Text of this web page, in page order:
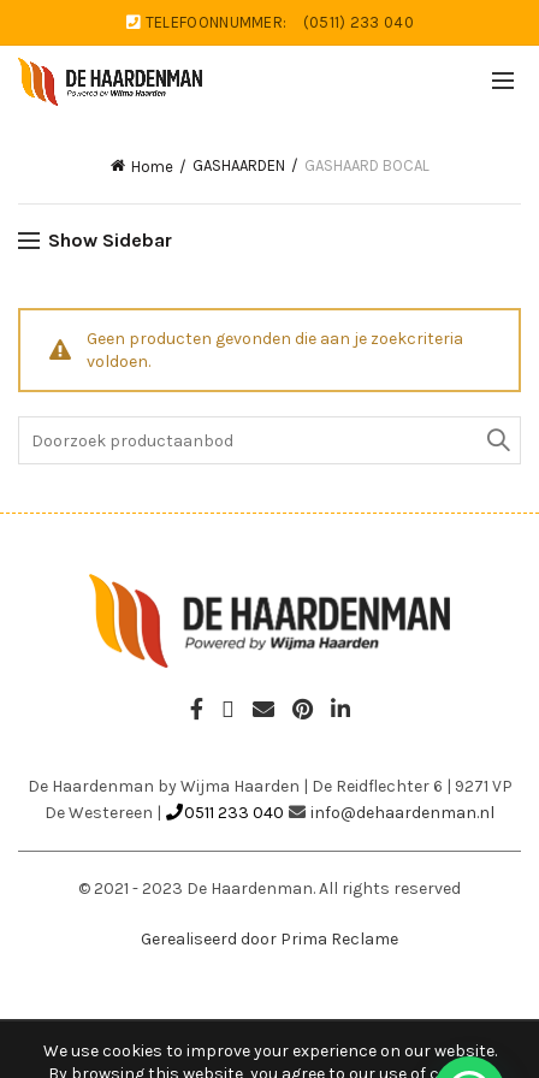
TELEFOONNUMMER: (0511) 233 040
Home GASHAARDEN GASHAARD BOCAL
Show Sidebar
Geen producten gevonden die aan je zoekcriteria
voldoen.
De Haardenman by Wijma Haarden | De Reidflechter 6 | 9271 VP
De Westereen | 0511 233 040 info@dehaardenman.nl
© 2021 - 2023 De Haardenman. All rights reserved
Gerealiseerd door Prima Reclame
We use cookies to improve your experience on our website.
By browsing this website, you agree to our use of cookies.